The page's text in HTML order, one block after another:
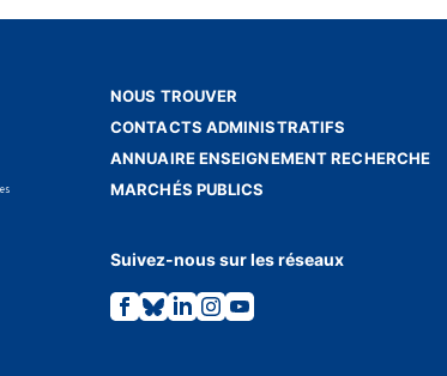
NOUS TROUVER
CONTACTS ADMINISTRATIFS
ANNUAIRE ENSEIGNEMENT RECHERCHE
MARCHÉS PUBLICS
Suivez-nous sur les réseaux
Lien
vers
Lien
vers
Lien
vers
Lien
vers
Lien
vers